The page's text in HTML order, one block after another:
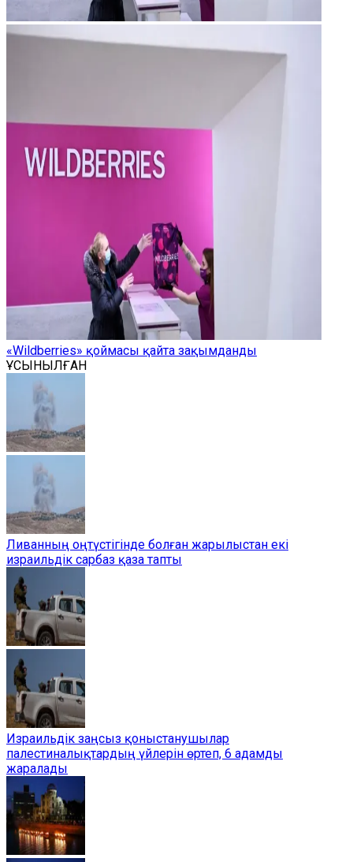
«Wildberries» қоймасы қайта зақымданды
ҰСЫНЫЛҒАН
Ливанның оңтүстігінде болған жарылыстан екі
израильдік сарбаз қаза тапты
Израильдік заңсыз қоныстанушылар
палестиналықтардың үйлерін өртеп, 6 адамды
жаралады